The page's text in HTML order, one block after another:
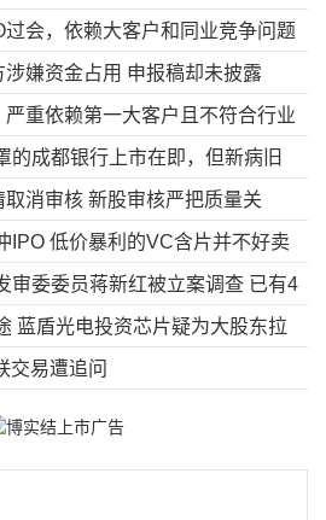
会，依赖大客户和同业竞争问题
嫌资金占用 申报稿却未披露
重依赖第一大客户且不符合行业
有悖于基本商业逻辑，资产超常
云！
的成都银行上市在即，但新病旧
消审核 新股审核严把质量关
IPO 低价暴利的VC含片并不好卖
审委委员蒋新红被立案调查 已有4
蓝盾光电投资芯片疑为大股东拉
交易遭追问